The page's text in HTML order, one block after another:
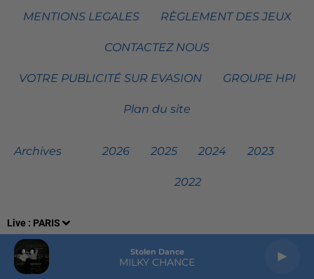
Live : PARIS
Stolen Dance
MILKY CHANCE
MENTIONS LEGALES RÈGLEMENT DES JEUX
CONTACTEZ NOUS
VOTRE PUBLICITÉ SUR EVASION GROUPE HPI
Plan du site
Archives 2026 2025 2024 2023
2022